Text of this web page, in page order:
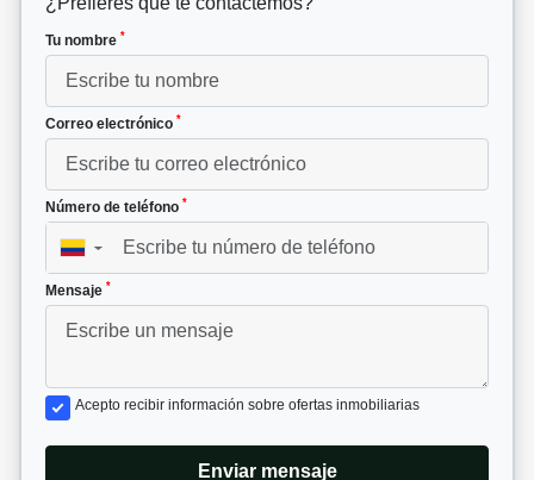
Tu nombre *
Correo electrónico *
Número de teléfono *
▼
Mensaje *
Acepto recibir información sobre ofertas inmobiliarias
Enviar mensaje